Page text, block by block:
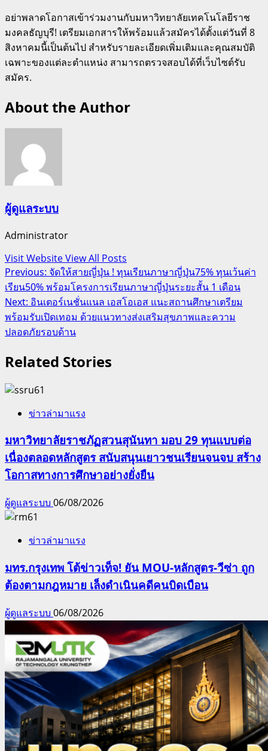
อย่าพลาดโอกาสเข้าร่วมงานกับมหาวิทยาลัยเทคโนโลยีราช
มงคลธัญบุรี! เตรียมเอกสารให้พร้อมแล้วสมัครได้ตั้งแต่วันที่ 8
สิงหาคมนี้เป็นต้นไป สำหรับรายละเอียดเพิ่มเติมและคุณสมบัติ
เฉพาะของแต่ละตำแหน่ง สามารถตรวจสอบได้ที่เว็บไซต์รับ
สมัคร.
About the Author
ผู้ดูแลระบบ
Administrator
Visit WebsiteView All Posts
Post
navigation
Previous: จัดให้สายญี่ปุ่น ! ทุนเรียนภาษาญี่ปุ่น75% ทุนเว้นค่า
เรียน50% พร้อมโครงการเรียนภาษาญี่ปุ่นระยะสั้น 1 เดือน
Next: อินเตอร์เนชั่นแนล เอสโอเอส แนะสถานศึกษาเตรียม
พร้อมรับเปิดเทอม ด้วยแนวทางส่งเสริมสุขภาพและความ
ปลอดภัยรอบด้าน
Related Stories
ข่าวล่ามาแรง
มหาวิทยาลัยราชภัฏสวนสุนันทา มอบ 29 ทุนแบบต่อ
เนื่องตลอดหลักสูตร สนับสนุนเยาวชนเรียนจนจบ สร้าง
โอกาสทางการศึกษาอย่างยั่งยืน
ผู้ดูแลระบบ 06/08/2026
ข่าวล่ามาแรง
มทร.กรุงเทพ โต้ข่าวเท็จ! ยัน MOU-หลักสูตร-วีซ่า ถูก
ต้องตามกฎหมาย เล็งดำเนินคดีคนบิดเบือน
ผู้ดูแลระบบ 06/08/2026